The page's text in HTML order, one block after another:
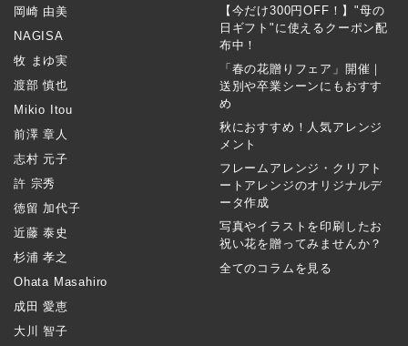
岡崎 由美
NAGISA
牧 まゆ実
渡部 慎也
Mikio Itou
前澤 章人
志村 元子
許 宗秀
徳留 加代子
近藤 泰史
杉浦 孝之
Ohata Masahiro
成田 愛恵
大川 智子
【今だけ300円OFF！】"母の
日ギフト"に使えるクーポン配
布中！
「春の花贈りフェア」開催｜
送別や卒業シーンにもおすす
め
秋におすすめ！人気アレンジ
メント
フレームアレンジ・クリアト
ートアレンジのオリジナルデ
ータ作成
写真やイラストを印刷したお
祝い花を贈ってみませんか？
全てのコラムを見る